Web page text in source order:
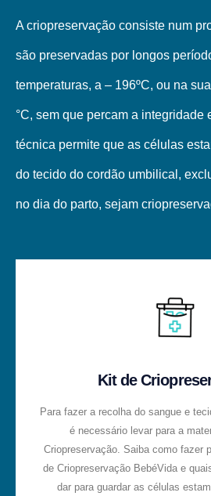
A criopreservação consiste num
são preservadas por longos
temperaturas, a – 196ºC, ou na
°C, sem que percam a integridade
técnica permite que as células
do tecido do cordão umbilical,
no dia do parto, sejam
Kit de
Para fazer a recolha do sangue e
é necessário levar para a
Criopreservação. Saiba como fazer
de Criopreservação BebéVida e
dar para guardar as células